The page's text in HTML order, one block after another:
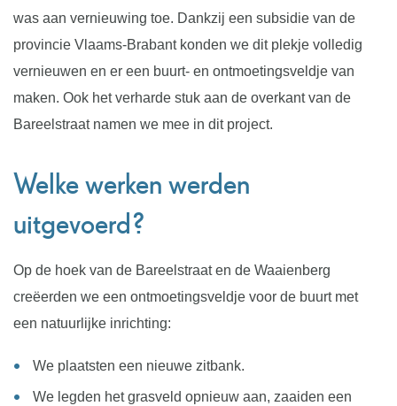
was aan vernieuwing toe. Dankzij een subsidie van de
provincie Vlaams-Brabant konden we dit plekje volledig
vernieuwen en er een buurt- en ontmoetingsveldje van
maken. Ook het verharde stuk aan de overkant van de
Bareelstraat namen we mee in dit project.
Welke werken werden
uitgevoerd?
Op de hoek van de Bareelstraat en de Waaienberg
creëerden we een ontmoetingsveldje voor de buurt met
een natuurlijke inrichting:
We plaatsten een nieuwe zitbank.
We legden het grasveld opnieuw aan, zaaiden een